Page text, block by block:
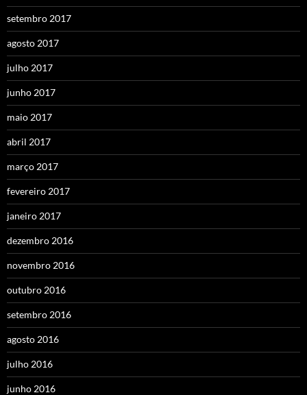
setembro 2017
agosto 2017
julho 2017
junho 2017
maio 2017
abril 2017
março 2017
fevereiro 2017
janeiro 2017
dezembro 2016
novembro 2016
outubro 2016
setembro 2016
agosto 2016
julho 2016
junho 2016